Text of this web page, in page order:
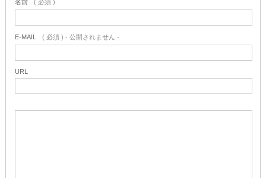
名前 ( 必須 )
E-MAIL ( 必須 ) - 公開されません -
URL